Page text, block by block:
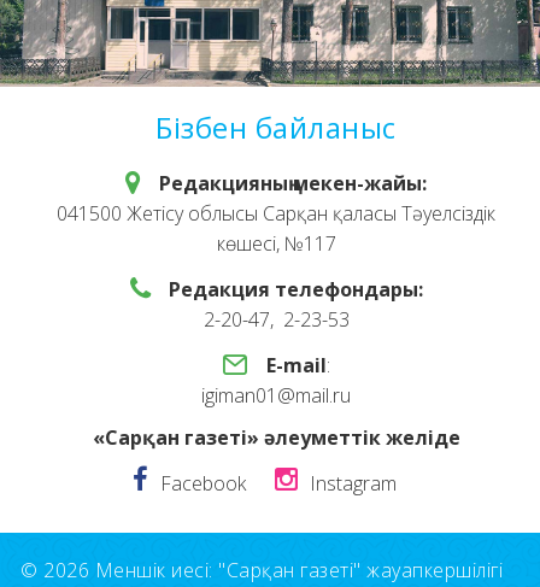
Бізбен байланыс
Редакцияның мекен-жайы:
041500 Жетісу облысы Сарқан қаласы Тәуелсіздік
көшесі, №117
Редакция телефондары:
2-20-47, 2-23-53
E-mail:
igiman01@mail.ru
«Сарқан газеті» әлеуметтік желіде
Facebook
Instagram
© 2026 Меншік иесі: "Сарқан газеті" жауапкершілігі